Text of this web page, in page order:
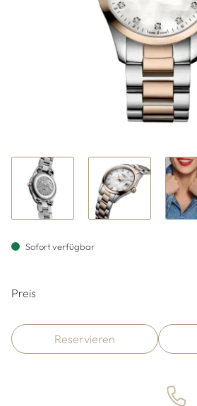
Sofort verfügbar
Preis
Reservieren